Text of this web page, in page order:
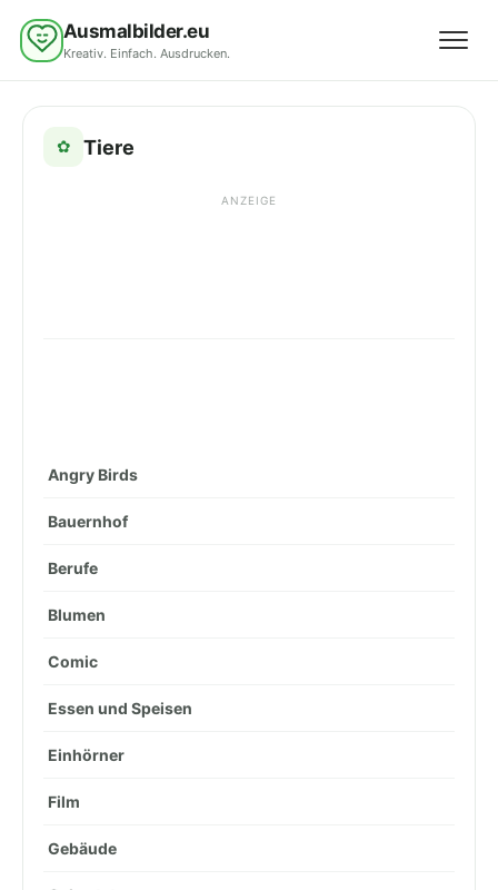
Ausmalbilder.eu
Kreativ. Einfach. Ausdrucken.
✿ Tiere
ANZEIGE
Angry Birds
Bauernhof
Berufe
Blumen
Comic
Essen und Speisen
Einhörner
Film
Gebäude